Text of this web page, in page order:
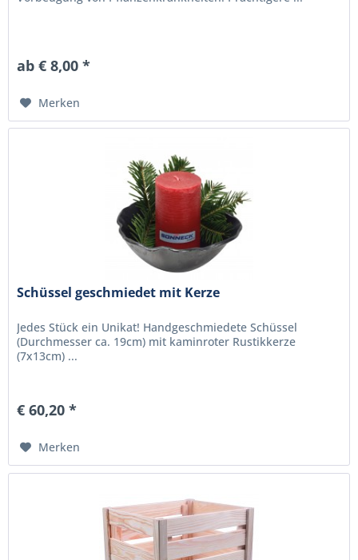
ab € 8,00 *
Merken
Schüssel geschmiedet mit Kerze
Jedes Stück ein Unikat! Handgeschmiedete Schüssel
(Durchmesser ca. 19cm) mit kaminroter Rustikkerze
(7x13cm) ...
€ 60,20 *
Merken